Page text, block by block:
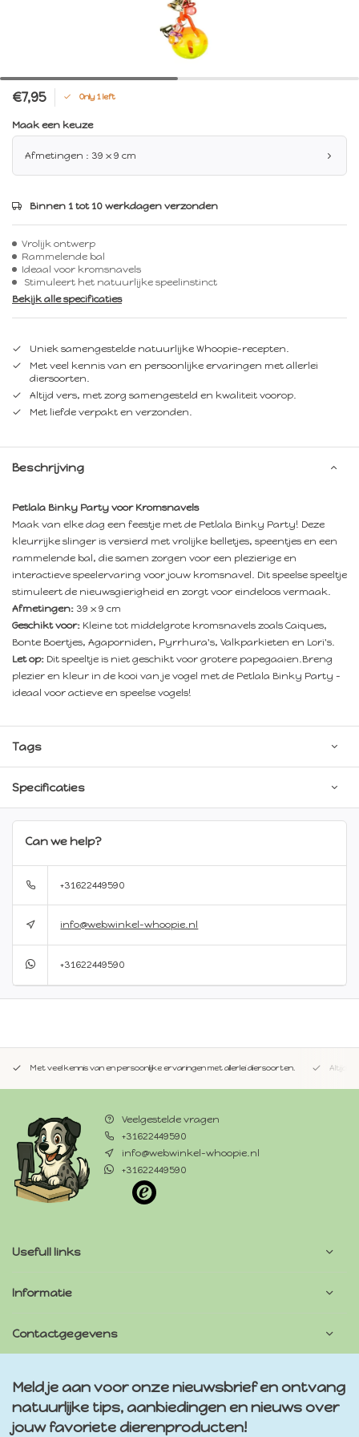
€7,95 Only 1 left
Maak een keuze
Afmetingen : 39 x 9 cm
Binnen 1 tot 10 werkdagen verzonden
Vrolijk ontwerp
Rammelende bal
Ideaal voor kromsnavels
Stimuleert het natuurlijke speelinstinct
Bekijk alle specificaties
Uniek samengestelde natuurlijke Whoopie-recepten.
Met veel kennis van en persoonlijke ervaringen met allerlei
diersoorten.
Altijd vers, met zorg samengesteld en kwaliteit voorop.
Met liefde verpakt en verzonden.
Beschrijving
Petlala Binky Party voor Kromsnavels
Maak van elke dag een feestje met de Petlala Binky Party! Deze
kleurrijke slinger is versierd met vrolijke belletjes, speentjes en een
rammelende bal, die samen zorgen voor een plezierige en
interactieve speelervaring voor jouw kromsnavel. Dit speelse speeltje
stimuleert de nieuwsgierigheid en zorgt voor eindeloos vermaak.
Afmetingen: 39 x 9 cm
Geschikt voor: Kleine tot middelgrote kromsnavels zoals Caiques,
Bonte Boertjes, Agaporniden, Pyrrhura's, Valkparkieten en Lori's.
Let op: Dit speeltje is niet geschikt voor grotere papegaaien.Breng
plezier en kleur in de kooi van je vogel met de Petlala Binky Party –
ideaal voor actieve en speelse vogels!
Tags
Specificaties
Can we help?
+31622449590
info@webwinkel-whoopie.nl
+31622449590
Met veel kennis van en persoonlijke ervaringen met allerlei diersoorten. Altijd
Veelgestelde vragen
+31622449590
info@webwinkel-whoopie.nl
+31622449590
Usefull links
Informatie
Contactgegevens
Meld je aan voor onze nieuwsbrief en ontvang
natuurlijke tips, aanbiedingen en nieuws over
jouw favoriete dierenproducten!